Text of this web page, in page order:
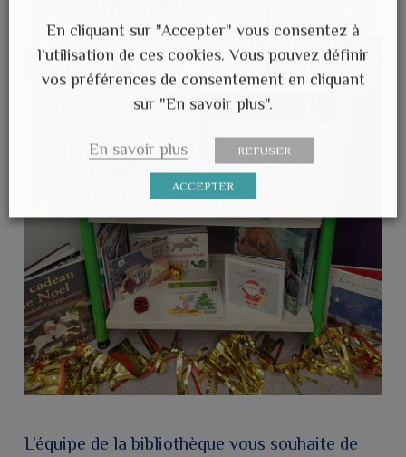
L’équipe de la bibliothèque vous souhaite de
En cliquant sur "Accepter" vous consentez à
l’utilisation de ces cookies. Vous pouvez définir
vos préférences de consentement en cliquant
sur "En savoir plus".
En savoir plus REFUSER
ACCEPTER